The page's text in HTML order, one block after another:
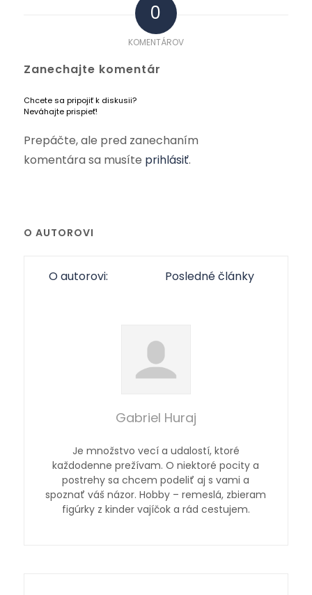
0
KOMENTÁROV
Zanechajte komentár
Chcete sa pripojiť k diskusii?
Neváhajte prispieť!
Prepáčte, ale pred zanechaním
komentára sa musíte prihlásiť.
O AUTOROVI
O autorovi: Posledné články
Gabriel Huraj
Je množstvo vecí a udalostí, ktoré
každodenne prežívam. O niektoré pocity a
postrehy sa chcem podeliť aj s vami a
spoznať váš názor. Hobby – remeslá, zbieram
figúrky z kinder vajíčok a rád cestujem.